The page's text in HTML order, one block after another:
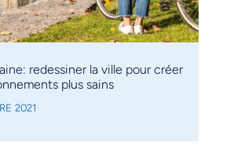
redessiner la ville pour créer
plus sains
2021